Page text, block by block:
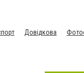
Довідкова